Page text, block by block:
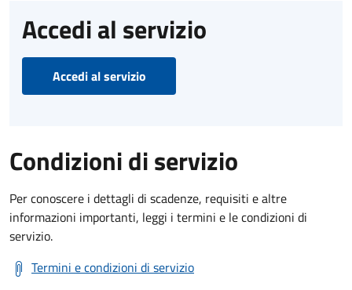
Accedi al servizio
Accedi al servizio
Condizioni di servizio
Per conoscere i dettagli di scadenze, requisiti e altre
informazioni importanti, leggi i termini e le condizioni di
servizio.
Termini e condizioni di servizio